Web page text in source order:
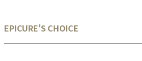
EPICURE'S CHOICE